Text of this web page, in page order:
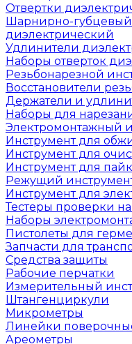
Отвертки
Шарнирно-губцевый
диэлектрический
Удлинители
Наборы отверток
Резьбонарезной
Восстановители
Держатели и
Наборы для
Электромонтажный
Инструмент для
Инструмент для
Инструмент для
Режущий
Инструмент для
Тестеры проверки
Наборы
Пистолеты для
Запчасти для
Средства защиты
Рабочие перчатки
Измерительный
Штангенциркули
Микрометры
Линейки
Ареометры